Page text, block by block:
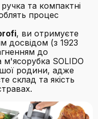
та компактні
процес
, ви отримуєте
досвідом (з 1923
до
м'ясорубка SOLIDO
родини, адже
склад та якість